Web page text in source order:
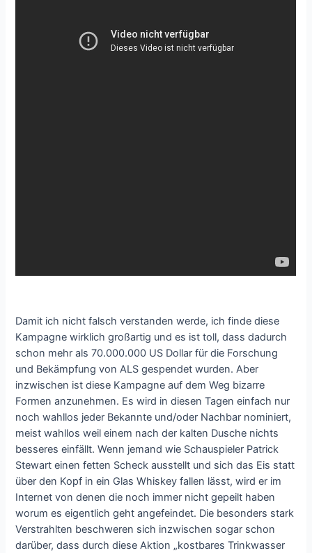
Damit ich nicht falsch verstanden werde, ich finde diese
Kampagne wirklich großartig und es ist toll, dass dadurch
schon mehr als 70.000.000 US Dollar für die Forschung
und Bekämpfung von ALS gespendet wurden. Aber
inzwischen ist diese Kampagne auf dem Weg bizarre
Formen anzunehmen. Es wird in diesen Tagen einfach nur
noch wahllos jeder Bekannte und/oder Nachbar nominiert,
meist wahllos weil einem nach der kalten Dusche nichts
besseres einfällt. Wenn jemand wie Schauspieler Patrick
Stewart einen fetten Scheck ausstellt und sich das Eis statt
über den Kopf in ein Glas Whiskey fallen lässt, wird er im
Internet von denen die noch immer nicht gepeilt haben
worum es eigentlich geht angefeindet. Die besonders stark
Verstrahlten beschweren sich inzwischen sogar schon
darüber, dass durch diese Aktion „kostbares Trinkwasser